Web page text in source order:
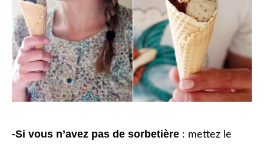
-Si vous n’avez pas de sorbetière : mettez le